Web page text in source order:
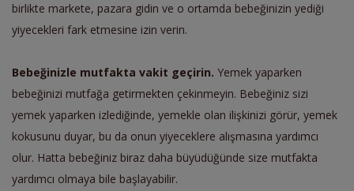
birlikte markete, pazara gidin ve o ortamda bebeğinizin yediği
yiyecekleri fark etmesine izin verin.
Bebeğinizle mutfakta vakit geçirin. Yemek yaparken
bebeğinizi mutfağa getirmekten çekinmeyin. Bebeğiniz sizi
yemek yaparken izlediğinde, yemekle olan ilişkinizi görür, yemek
kokusunu duyar, bu da onun yiyeceklere alışmasına yardımcı
olur. Hatta bebeğiniz biraz daha büyüdüğünde size mutfakta
yardımcı olmaya bile başlayabilir.